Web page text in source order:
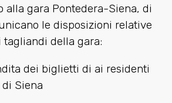
alla gara Pontedera-Siena, di
le disposizioni relative
tagliandi della gara:
dei biglietti di ai residenti
Siena